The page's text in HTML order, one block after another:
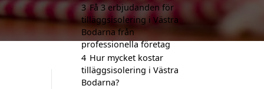
3 Få 3 erbjudanden för
tilläggsisolering i Västra
Bodarna från
professionella företag
4 Hur mycket kostar
tilläggsisolering i Västra
Bodarna?